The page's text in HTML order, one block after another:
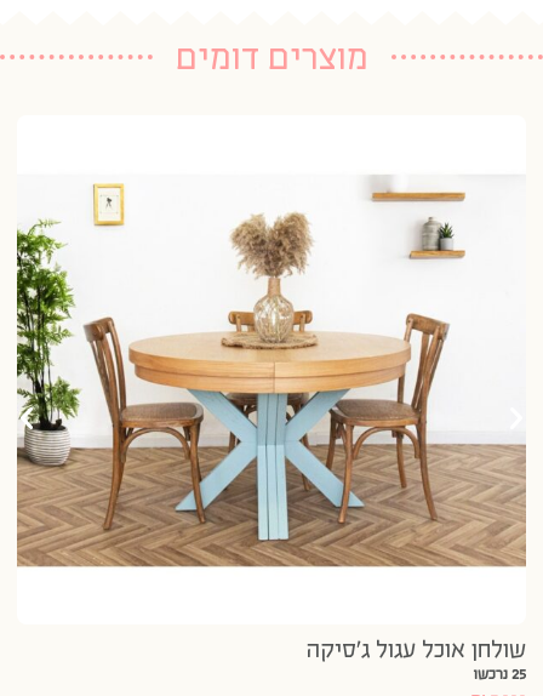
מוצרים דומים
שולחן אוכל עגול ג’סיקה
25 נרכשו